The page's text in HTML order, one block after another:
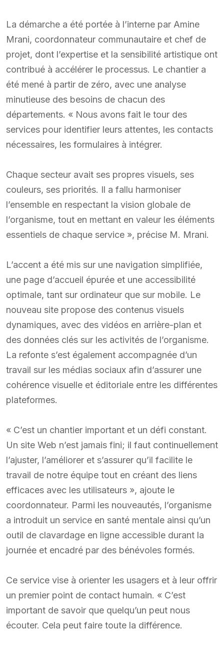
La démarche a été portée à l’interne par Amine
Mrani, coordonnateur communautaire et chef de
projet, dont l’expertise et la sensibilité artistique ont
contribué à accélérer le processus. Le chantier a
été mené à partir de zéro, avec une analyse
minutieuse des besoins de chacun des
départements. « Nous avons fait le tour des
services pour identifier leurs attentes, les contacts
nécessaires, les formulaires à intégrer.
Chaque secteur avait ses propres visuels, ses
couleurs, ses priorités. Il a fallu harmoniser
l’ensemble en respectant la vision globale de
l’organisme, tout en mettant en valeur les éléments
essentiels de chaque service », précise M. Mrani.
L’accent a été mis sur une navigation simplifiée,
une page d’accueil épurée et une accessibilité
optimale, tant sur ordinateur que sur mobile. Le
nouveau site propose des contenus visuels
dynamiques, avec des vidéos en arrière-plan et
des données clés sur les activités de l’organisme.
La refonte s’est également accompagnée d’un
travail sur les médias sociaux afin d’assurer une
cohérence visuelle et éditoriale entre les différentes
plateformes.
« C’est un chantier important et un défi constant.
Un site Web n’est jamais fini; il faut continuellement
l’ajuster, l’améliorer et s’assurer qu’il facilite le
travail de notre équipe tout en créant des liens
efficaces avec les utilisateurs », ajoute le
coordonnateur. Parmi les nouveautés, l’organisme
a introduit un service en santé mentale ainsi qu’un
outil de clavardage en ligne accessible durant la
journée et encadré par des bénévoles formés.
Ce service vise à orienter les usagers et à leur offrir
un premier point de contact humain. « C’est
important de savoir que quelqu’un peut nous
écouter. Cela peut faire toute la différence.